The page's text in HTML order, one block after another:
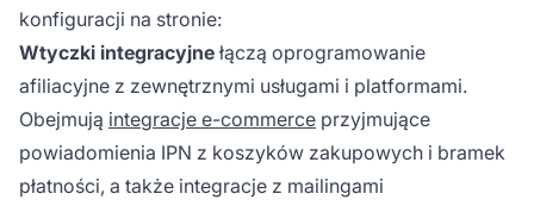
konfiguracji na stronie:
Wtyczki integracyjne łączą oprogramowanie
afiliacyjne z zewnętrznymi usługami i platformami.
Obejmują integracje e-commerce przyjmujące
powiadomienia IPN z koszyków zakupowych i bramek
płatności, a także integracje z mailingami